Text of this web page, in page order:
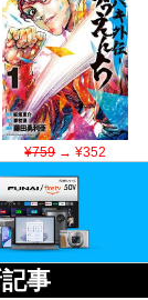
¥759→ ¥352
事